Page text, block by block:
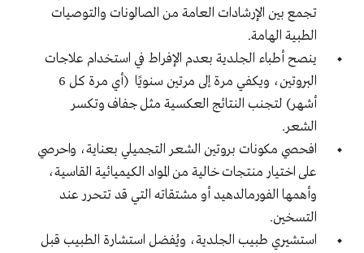
تجمع بين الإرشادات العامة من الصالونات والتوصيات
الطبية الهامة.
ينصح أطباء الجلدية بعدم الإفراط في استخدام علاجات
البروتين، ويكفي مرة إلى مرتين سنويًا (أي مرة كل 6
أشهر) لتجنب النتائج العكسية مثل جفاف وتكسر
الشعر.
افحصي مكونات بروتين الشعر التجميلي بعناية، واحرصي
على اختيار منتجات خالية من المواد الكيميائية القاسية،
وأهمها الفورمالدهيد أو مشتقاته التي قد تتحرر عند
التسخين.
استشيري طبيب الجلدية، ويُفضل استشارة الطبيب قبل